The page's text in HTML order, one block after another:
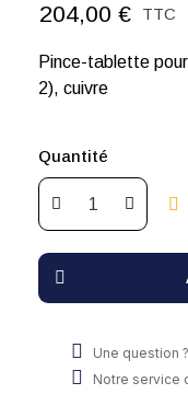
204,00 € TTC
Pince-tablette
2), cuivre
Quantité
Une question ?
Notre service